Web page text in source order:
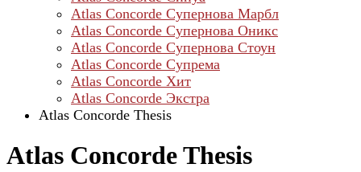
Atlas Concorde Супернова Марбл
Atlas Concorde Супернова Оникс
Atlas Concorde Супернова Стоун
Atlas Concorde Супрема
Atlas Concorde Хит
Atlas Concorde Экстра
Atlas Concorde Thesis
Atlas Concorde Thesis